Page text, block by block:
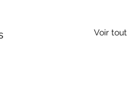
Voir tout